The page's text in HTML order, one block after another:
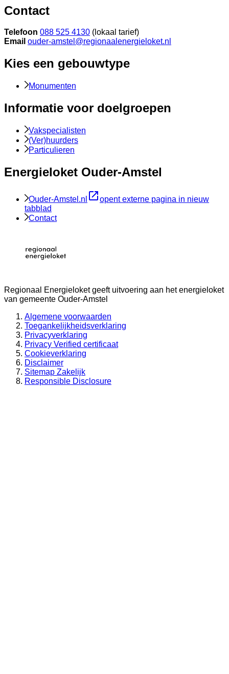
Contact
Telefoon 088 525 4130 (lokaal tarief)
Email ouder-amstel@regionaalenergieloket.nl
Kies een gebouwtype
Monumenten
Informatie voor doelgroepen
Vakspecialisten
(Ver)huurders
Particulieren
Energieloket Ouder-Amstel
Ouder-Amstel.nl
opent externe pagina in nieuw
tabblad
Contact
Regionaal Energieloketgeeft uitvoering aan het energieloket
van gemeente Ouder-Amstel
Algemene voorwaarden
Toegankelijkheidsverklaring
Privacyverklaring
Privacy Verified certificaat
Cookieverklaring
Disclaimer
Sitemap Zakelijk
Responsible Disclosure